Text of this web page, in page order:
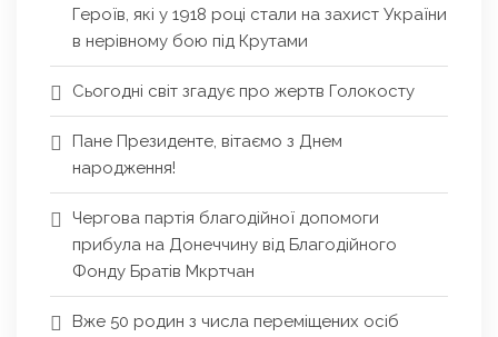
Героїв, які у 1918 році стали на захист України
в нерівному бою під Крутами
Сьогодні світ згадує про жертв Голокосту
Пане Президенте, вітаємо з Днем
народження!
Чергова партія благодійної допомоги
прибула на Донеччину від Благодійного
Фонду Братів Мкртчан
Вже 50 родин з числа переміщених осіб